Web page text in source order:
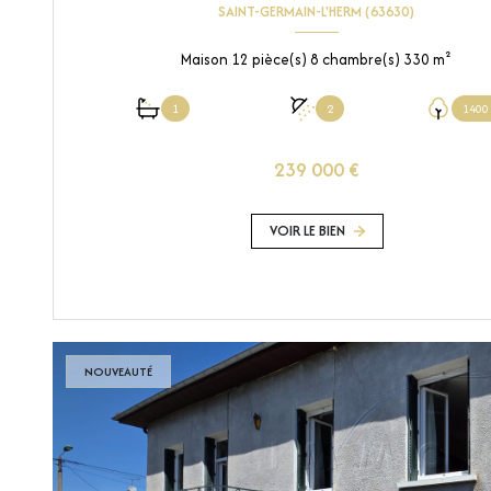
SAINT-GERMAIN-L'HERM (63630)
Maison 12 pièce(s) 8 chambre(s) 330 m²
1 2
239 000 €
VOIR LE BIEN
NOUVEAUTÉ